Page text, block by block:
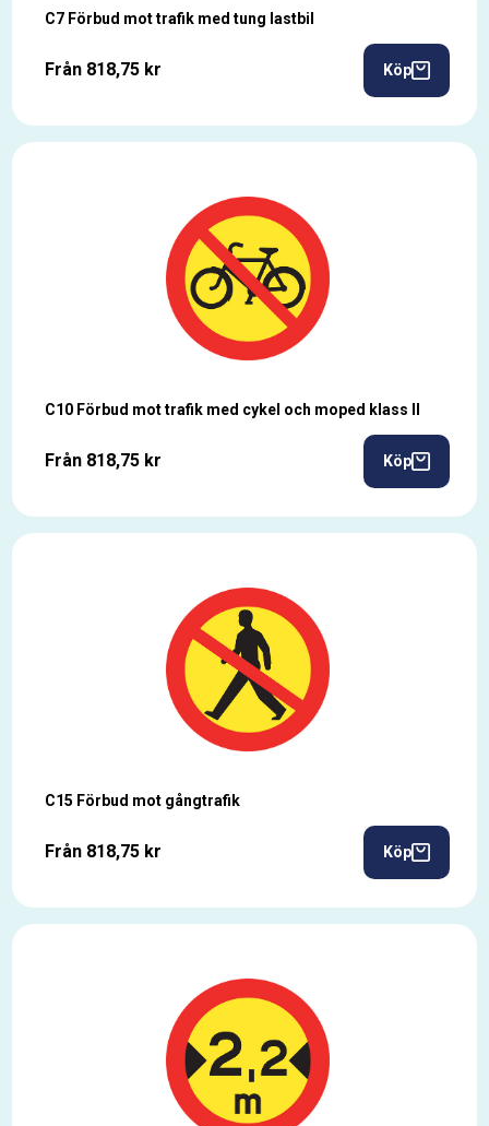
C7 Förbud mot trafik med tung lastbil
Från 818,75 kr Köp
C10 Förbud mot trafik med cykel och moped klass II
Från 818,75 kr Köp
C15 Förbud mot gångtrafik
Från 818,75 kr Köp